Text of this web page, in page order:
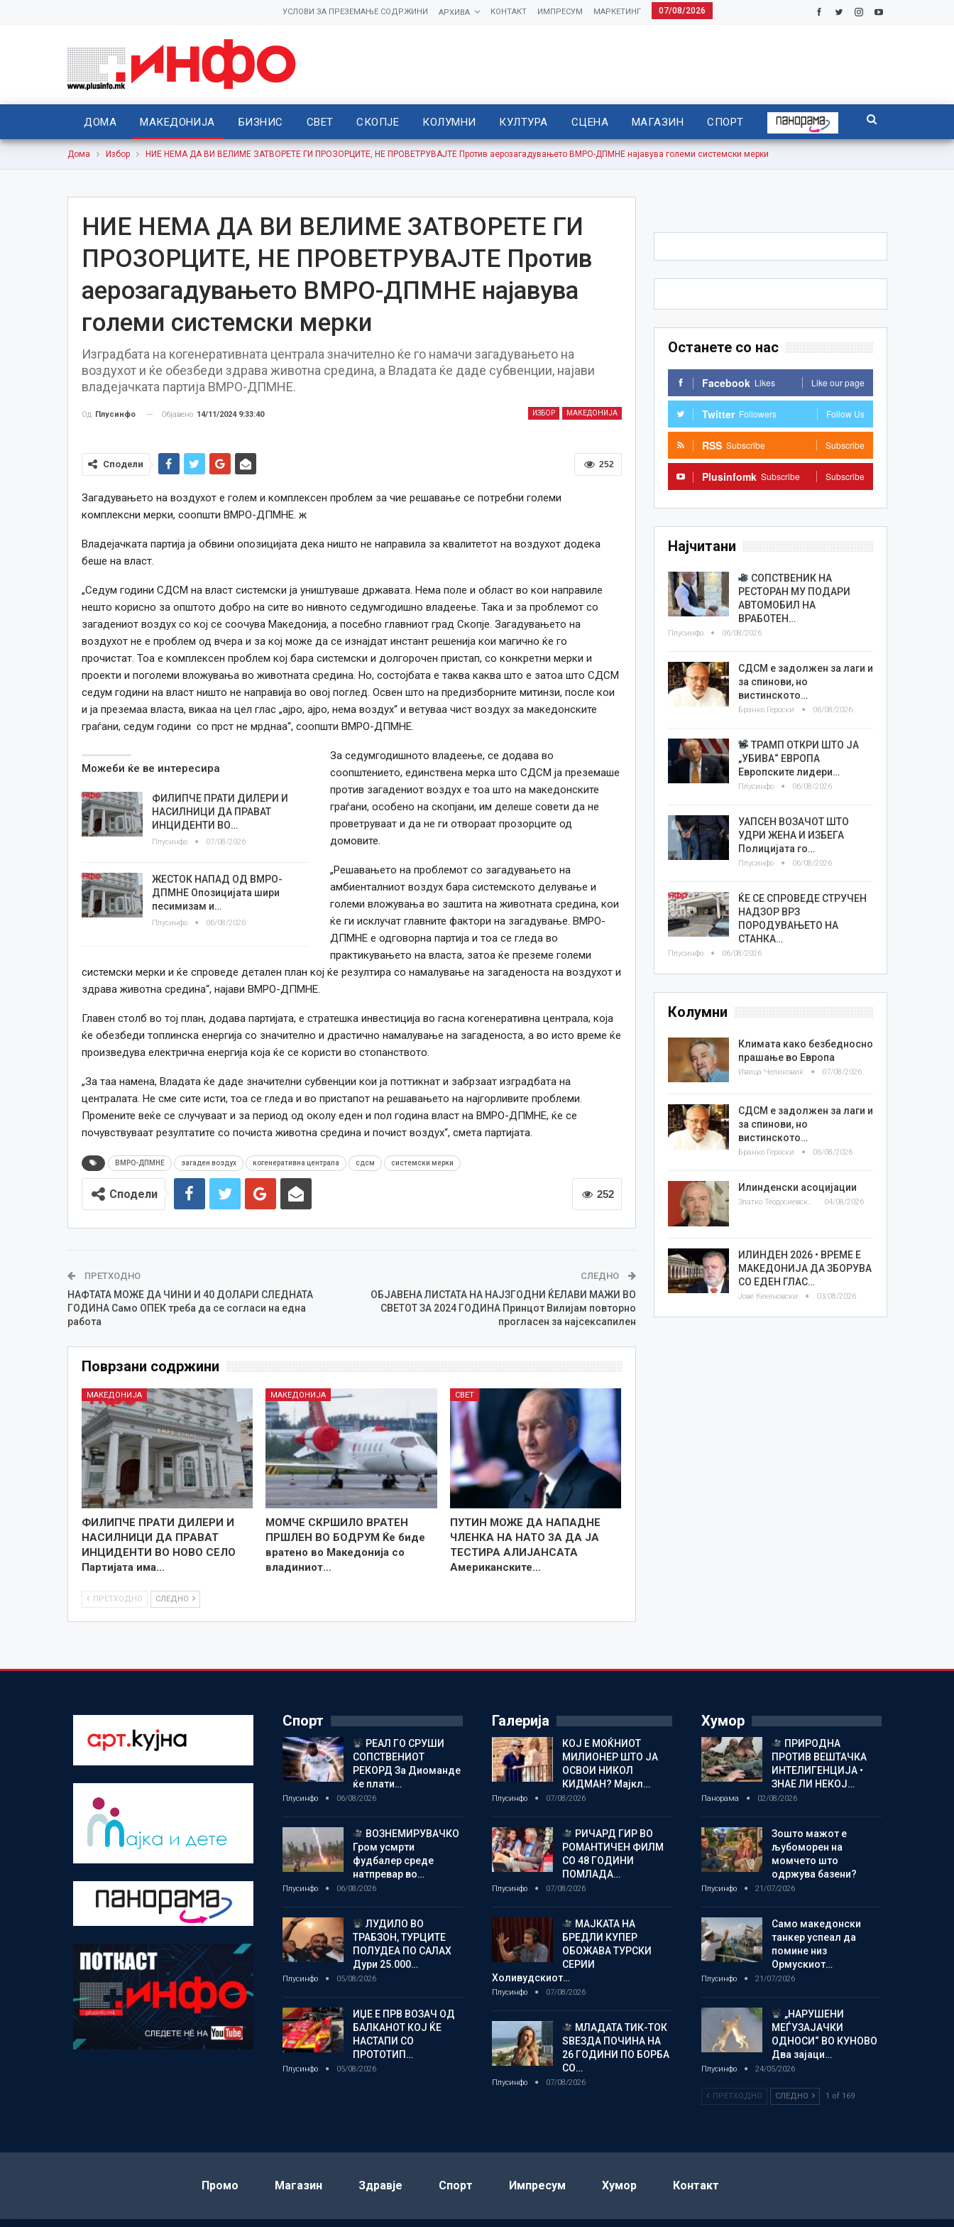
07/08/2026
МАРКЕТИНГ
ИМПРЕСУМ
КОНТАКТ
АРХИВА
УСЛОВИ ЗА ПРЕЗЕМАЊЕ СОДРЖИНИ
ДОМА МАКЕДОНИЈА БИЗНИС СВЕТ СКОПЈЕ КОЛУМНИ КУЛТУРА СЦЕНА МАГАЗИН СПОРТ
Дома Избор НИЕ НЕМА ДА ВИ ВЕЛИМЕ ЗАТВОРЕТЕ ГИ ПРОЗОРЦИТЕ, НЕ ПРОВЕТРУВАЈТЕ Против аерозагадувањето ВМРО-ДПМНЕ најавува големи системски мерки
НИЕ НЕМА ДА ВИ ВЕЛИМЕ ЗАТВОРЕТЕ ГИ
ПРОЗОРЦИТЕ, НЕ ПРОВЕТРУВАЈТЕ Против
аерозагадувањето ВМРО-ДПМНЕ најавува
големи системски мерки
Изградбата на когенеративната централа значително ќе го намачи загадувањето на
воздухот и ќе обезбеди здрава животна средина, а Владата ќе даде субвенции, најави
владејачката партија ВМРО-ДПМНЕ.
ИЗБОР МАКЕДОНИЈА
Од Плусинфо Објавено 14/11/2024 9:33:40
252
Сподели
Загадувањето на воздухот е голем и комплексен проблем за чие решавање се потребни големи
комплексни мерки, соопшти ВМРО-ДПМНЕ. ж
Владејачката партија ја обвини опозицијата дека ништо не направила за квалитетот на воздухот додека
беше на власт.
„Седум години СДСМ на власт системски ја уништуваше државата. Нема поле и област во кои направиле
нешто корисно за општото добро на сите во нивното седумгодишно владеење. Така и за проблемот со
загадениот воздух со кој се соочува Македонија, а посебно главниот град Скопје. Загадувањето на
воздухот не е проблем од вчера и за кој може да се изнајдат инстант решенија кои магично ќе го
прочистат. Тоа е комплексен проблем кој бара системски и долгорочен пристап, со конкретни мерки и
проекти и поголеми вложувања во животната средина. Но, состојбата е таква каква што е затоа што СДСМ
седум години на власт ништо не направија во овој поглед. Освен што на предизборните митинзи, после кои
и ја преземаа власта, викаа на цел глас „ајро, ајро, нема воздух“ и ветуваа чист воздух за македонските
граѓани, седум години со прст не мрднаа“, соопшти ВМРО-ДПМНЕ.
Можеби ќе ве интересира
ФИЛИПЧЕ ПРАТИ ДИЛЕРИ И
НАСИЛНИЦИ ДА ПРАВАТ
ИНЦИДЕНТИ ВО…
Плусинфо 07/08/2026
ЖЕСТОК НАПАД ОД ВМРО-
ДПМНЕ Опозицијата шири
песимизам и…
Плусинфо 06/08/2026
За седумгодишното владеење, се додава во
соопштението, единствена мерка што СДСМ ја преземаше
против загадениот воздух е тоа што на македонските
граѓани, особено на скопјани, им делеше совети да не
проветруваат и да не ги отвораат прозорците од
домовите.
„Решавањето на проблемот со загадувањето на
амбиенталниот воздух бара системското делување и
големи вложувања во заштита на животната средина, кои
ќе ги исклучат главните фактори на загадување. ВМРО-
ДПМНЕ е одговорна партија и тоа се гледа во
практикувањето на власта, затоа ќе преземе големи
системски мерки и ќе спроведе детален план кој ќе резултира со намалување на загаденоста на воздухот и
здрава животна средина“, најави ВМРО-ДПМНЕ.
Главен столб во тој план, додава партијата, е стратешка инвестиција во гасна когенеративна централа, која
ќе обезбеди топлинска енергија со значително и драстично намалување на загаденоста, а во исто време ќе
произведува електрична енергија која ќе се користи во стопанството.
„За таа намена, Владата ќе даде значителни субвенции кои ја поттикнат и забрзаат изградбата на
централата. Не сме сите исти, тоа се гледа и во пристапот на решавањето на најгорливите проблеми.
Промените веќе се случуваат и за период од околу еден и пол година власт на ВМРО-ДПМНЕ, ќе се
почувствуваат резултатите со почиста животна средина и почист воздух“, смета партијата.
ВМРО-ДПМНЕ загаден воздух когенеративна централа сдсм системски мерки
252
Сподели
ПРЕТХОДНО
НАФТАТА МОЖЕ ДА ЧИНИ И 40 ДОЛАРИ СЛЕДНАТА
ГОДИНА Само ОПЕК треба да се согласи на една
работа
СЛЕДНО
ОБЈАВЕНА ЛИСТАТА НА НАЈЗГОДНИ ЌЕЛАВИ МАЖИ ВО
СВЕТОТ ЗА 2024 ГОДИНА Принцот Вилијам повторно
прогласен за најсексапилен
Поврзани содржини
МАКЕДОНИЈА
ФИЛИПЧЕ ПРАТИ ДИЛЕРИ И
НАСИЛНИЦИ ДА ПРАВАТ
ИНЦИДЕНТИ ВО НОВО СЕЛО
Партијата има…
МАКЕДОНИЈА
МОМЧЕ СКРШИЛО ВРАТЕН
ПРШЛЕН ВО БОДРУМ Ќе биде
вратено во Македонија со
владиниот…
СВЕТ
ПУТИН МОЖЕ ДА НАПАДНЕ
ЧЛЕНКА НА НАТО ЗА ДА ЈА
ТЕСТИРА АЛИЈАНСАТА
Американските…
ПРЕТХОДНО СЛЕДНО
Останете со нас
Facebook Likes Like our page
Twitter Followers Follow Us
RSS Subscribe Subscribe
Plusinfomk Subscribe Subscribe
Најчитани
СОПСТВЕНИК НА
РЕСТОРАН МУ ПОДАРИ
АВТОМОБИЛ НА
ВРАБОТЕН…
Плусинфо 06/08/2026
СДСМ е задолжен за лаги и
за спинови, но
вистинското…
Бранко Героски 06/08/2026
ТРАМП ОТКРИ ШТО ЈА
„УБИВА“ ЕВРОПА
Европските лидери…
Плусинфо 06/08/2026
УАПСЕН ВОЗАЧОТ ШТО
УДРИ ЖЕНА И ИЗБЕГА
Полицијата го…
Плусинфо 06/08/2026
ЌЕ СЕ СПРОВЕДЕ СТРУЧЕН
НАДЗОР ВРЗ
ПОРОДУВАЊЕТО НА
СТАНКА…
Плусинфо 06/08/2026
Колумни
Климата како безбедносно
прашање во Европа
Ивица Челиковиќ 07/08/2026
СДСМ е задолжен за лаги и
за спинови, но
вистинското…
Бранко Героски 06/08/2026
Илинденски асоцијации
Златко Теодосиевски 04/08/2026
ИЛИНДЕН 2026 • ВРЕМЕ Е
МАКЕДОНИЈА ДА ЗБОРУВА
СО ЕДЕН ГЛАС…
Јове Кекеновски 03/08/2026
Спорт
РЕАЛ ГО СРУШИ
СОПСТВЕНИОТ
РЕКОРД За Диоманде
ќе плати…
Плусинфо 06/08/2026
ВОЗНЕМИРУВАЧКО
Гром усмрти
фудбалер среде
натпревар во…
Плусинфо 06/08/2026
ЛУДИЛО ВО
ТРАБЗОН, ТУРЦИТЕ
ПОЛУДЕА ПО САЛАХ
Дури 25.000…
Плусинфо 05/08/2026
ИЏЕ Е ПРВ ВОЗАЧ ОД
БАЛКАНОТ КОЈ ЌЕ
НАСТАПИ СО
ПРОТОТИП…
Плусинфо 05/08/2026
Галерија
КОЈ Е МОЌНИОТ
МИЛИОНЕР ШТО ЈА
ОСВОИ НИКОЛ
КИДМАН? Мајкл…
Плусинфо 07/08/2026
РИЧАРД ГИР ВО
РОМАНТИЧЕН ФИЛМ
СО 48 ГОДИНИ
ПОМЛАДА…
Плусинфо 07/08/2026
МАЈКАТА НА
БРЕДЛИ КУПЕР
ОБОЖАВА ТУРСКИ
СЕРИИ
Холивудскиот…
Плусинфо 07/08/2026
МЛАДАТА ТИК-ТОК
ЅВЕЗДА ПОЧИНА НА
26 ГОДИНИ ПО БОРБА
СО…
Плусинфо 07/08/2026
Хумор
ПРИРОДНА
ПРОТИВ ВЕШТАЧКА
ИНТЕЛИГЕНЦИЈА •
ЗНАЕ ЛИ НЕКОЈ…
Панорама 02/08/2026
Зошто мажот е
љубоморен на
момчето што
одржува базени?
Плусинфо 21/07/2026
Само македонски
танкер успеал да
помине низ
Ормускиот…
Плусинфо 21/07/2026
„НАРУШЕНИ
МЕЃУЗАЈАЧКИ
ОДНОСИ“ ВО КУНОВО
Два зајаци…
Плусинфо 24/05/2026
ПРЕТХОДНО СЛЕДНО 1 of 169
Промо Магазин Здравје Спорт Импресум Хумор Контакт